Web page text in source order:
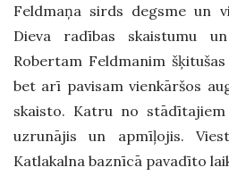
Feldmaņa sirds degsme un
Dieva radības skaistumu
Robertam Feldmanim
bet arī pavisam vienkāršos
skaisto. Katru no
uzrunājis un apmīļojis.
Katlakalna baznīcā pavadīto